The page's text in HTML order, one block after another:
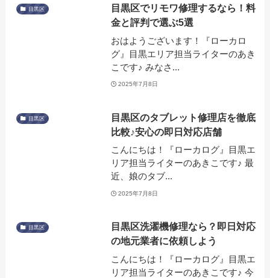
目黒区
目黒区でリモワ修理するなら！料
金と評判で選ぶ5選
おはようございます！『ローカロ
グ』目黒エリア担当ライターのあき
こです♪ みなさ...
2025年7月8日
目黒区
目黒区のタブレット修理店を徹底
比較♪安心の即日対応店舗
こんにちは！『ローカログ』目黒エ
リア担当ライターのあきこです♪ 最
近、娘のタブ...
2025年7月8日
目黒区
目黒区洗濯機修理なら？即日対応
の地元業者に依頼しよう
こんにちは！『ローカログ』目黒エ
リア担当ライターのあきこです♪ 今